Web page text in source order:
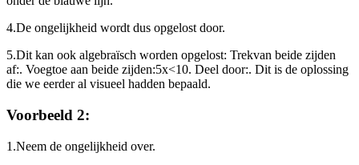
4.De ongelijkheid wordt dus opgelost door.
5.Dit kan ook algebraïsch worden opgelost: Trekvan beide zijden
af:. Voegtoe aan beide zijden:5x<10. Deel door:. Dit is de oplossing
die we eerder al visueel hadden bepaald.
Voorbeeld 2:
1.Neem de ongelijkheid over.